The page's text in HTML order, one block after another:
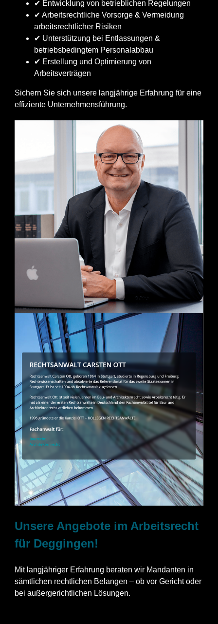
✔ Entwicklung von betrieblichen Regelungen
✔ Arbeitsrechtliche Vorsorge & Vermeidung
arbeitsrechtlicher Risiken
✔ Unterstützung bei Entlassungen &
betriebsbedingtem Personalabbau
✔ Erstellung und Optimierung von
Arbeitsverträgen
Sichern Sie sich unsere langjährige Erfahrung für eine
effiziente Unternehmensführung.
Unsere Angebote im Arbeitsrecht
für Deggingen!
Mit langjähriger Erfahrung beraten wir Mandanten in
sämtlichen rechtlichen Belangen – ob vor Gericht oder
bei außergerichtlichen Lösungen.